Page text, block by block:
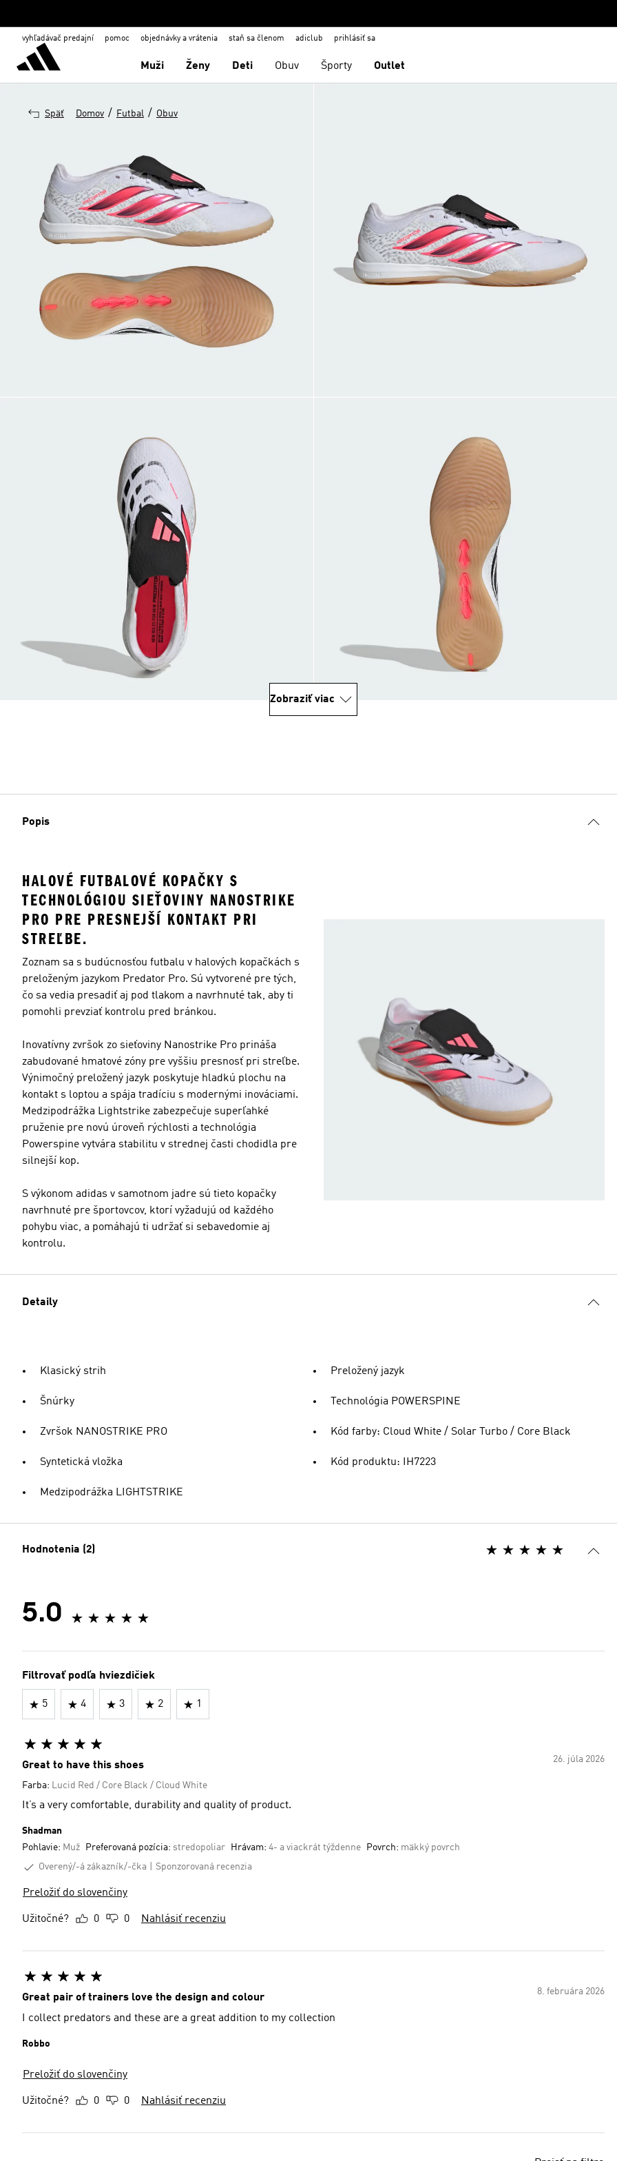
vyhľadávač predajní pomoc objednávky a vrátenia staň sa členom adiclub prihlásiť sa
Muži Ženy Deti Obuv Športy Outlet
Späť Domov / Futbal / Obuv
Zobraziť viac
Popis
HALOVÉ FUTBALOVÉ KOPAČKY S
TECHNOLÓGIOU SIEŤOVINY NANOSTRIKE
PRO PRE PRESNEJŠÍ KONTAKT PRI
STREĽBE.
Zoznam sa s budúcnosťou futbalu v halových kopačkách s
preloženým jazykom Predator Pro. Sú vytvorené pre tých,
čo sa vedia presadiť aj pod tlakom a navrhnuté tak, aby ti
pomohli prevziať kontrolu pred bránkou.
Inovatívny zvršok zo sieťoviny Nanostrike Pro prináša
zabudované hmatové zóny pre vyššiu presnosť pri streľbe.
Výnimočný preložený jazyk poskytuje hladkú plochu na
kontakt s loptou a spája tradíciu s modernými inováciami.
Medzipodrážka Lightstrike zabezpečuje superľahké
pruženie pre novú úroveň rýchlosti a technológia
Powerspine vytvára stabilitu v strednej časti chodidla pre
silnejší kop.
S výkonom adidas v samotnom jadre sú tieto kopačky
navrhnuté pre športovcov, ktorí vyžadujú od každého
pohybu viac, a pomáhajú ti udržať si sebavedomie aj
kontrolu.
Detaily
Klasický strih
Šnúrky
Zvršok NANOSTRIKE PRO
Syntetická vložka
Medzipodrážka LIGHTSTRIKE
Preložený jazyk
Technológia POWERSPINE
Kód farby: Cloud White / Solar Turbo / Core Black
Kód produktu: IH7223
Hodnotenia (2)
5.0
Filtrovať podľa hviezdičiek
5 4 3 2 1
26. júla 2026
Great to have this shoes
Farba: Lucid Red / Core Black / Cloud White
It’s a very comfortable, durability and quality of product.
Shadman
Pohlavie: Muž Preferovaná pozícia: stredopoliar Hrávam: 4- a viackrát týždenne Povrch: mäkký povrch
Overený/-á zákazník/-čka
Sponzorovaná recenzia
Preložiť do slovenčiny
Užitočné? 0 0 Nahlásiť recenziu
8. februára 2026
Great pair of trainers love the design and colour
I collect predators and these are a great addition to my collection
Robbo
Preložiť do slovenčiny
Užitočné? 0 0 Nahlásiť recenziu